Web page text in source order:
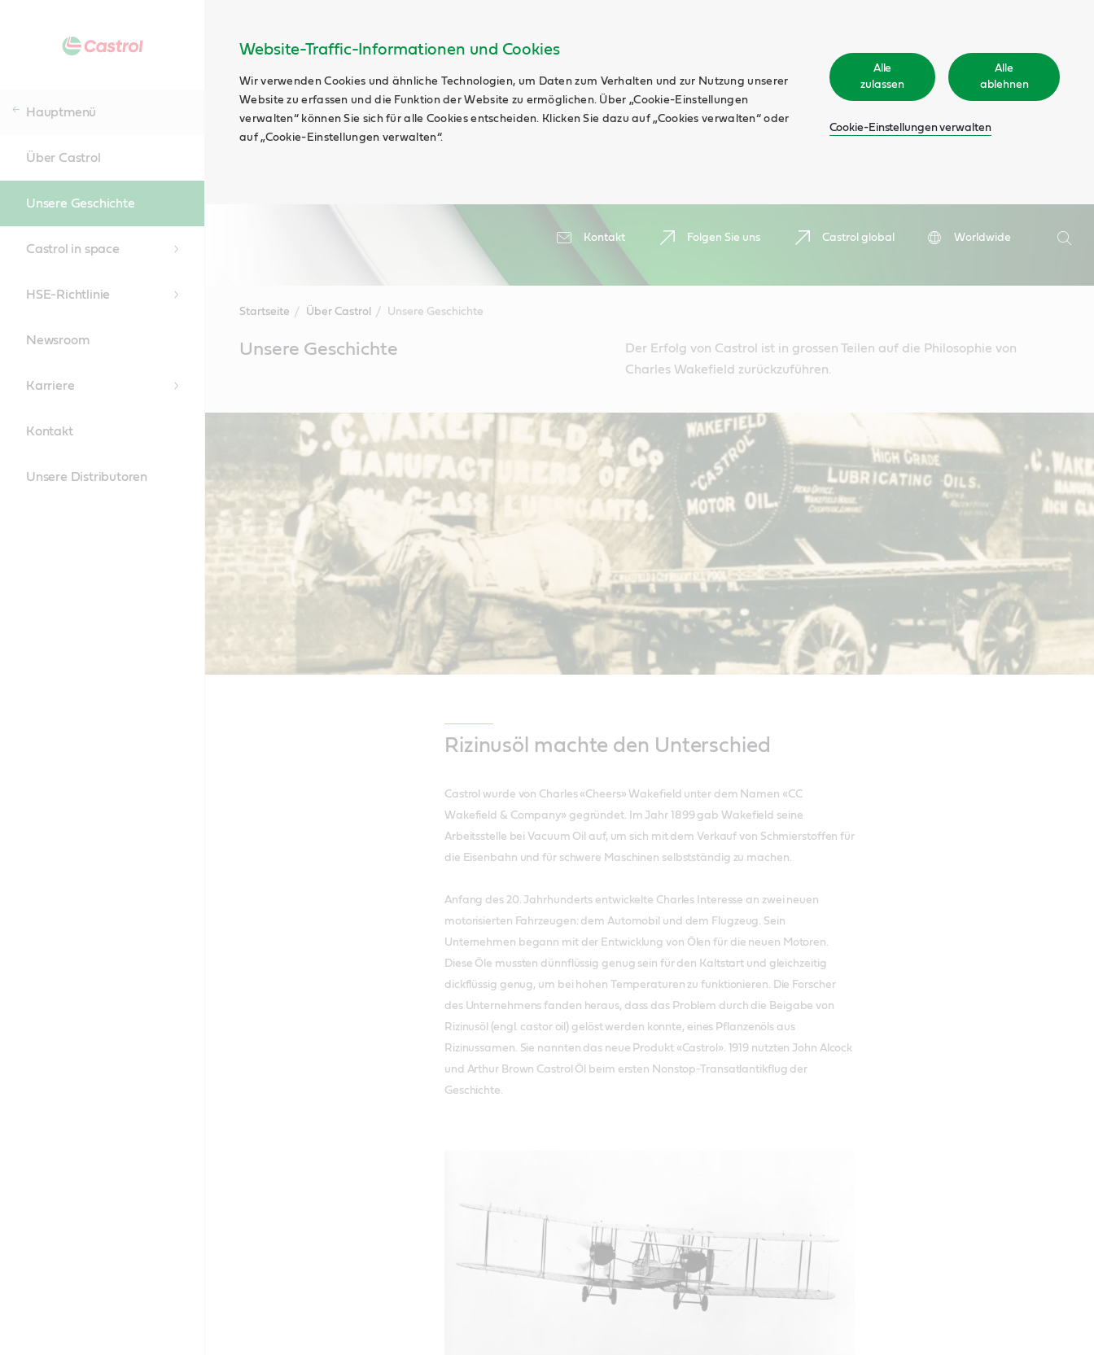
Website-Traffic-Informationen und Cookies
Wir verwenden Cookies und ähnliche Technologien, um Daten zum Verhalten und zur Nutzung unserer
Website zu erfassen und die Funktion der Website zu ermöglichen. Über „Cookie-Einstellungen
verwalten“ können Sie sich für alle Cookies entscheiden. Klicken Sie dazu auf „Cookies verwalten“ oder
auf „Cookie-Einstellungen verwalten“.
Alle
zulassen
Alle
ablehnen
Cookie-Einstellungen verwalten
Kontakt Folgen Sie uns Castrol global
Worldwide
Suche
Hauptmenü
Über Castrol
Unsere Geschichte
Castrol in space
HSE-Richtlinie
Newsroom
Karriere
Kontakt
Unsere Distributoren
Startseite Über Castrol Unsere Geschichte
ContentUnsere Geschichte
Der Erfolg von Castrol ist in grossen Teilen auf die Philosophie von
Charles Wakefield zurückzuführen.
Rizinusöl machte den Unterschied
Castrol wurde von Charles «Cheers» Wakefield unter dem Namen «CC
Wakefield & Company» gegründet. Im Jahr 1899 gab Wakefield seine
Arbeitsstelle bei Vacuum Oil auf, um sich mit dem Verkauf von Schmierstoffen für
die Eisenbahn und für schwere Maschinen selbstständig zu machen.
Anfang des 20. Jahrhunderts entwickelte Charles Interesse an zwei neuen
motorisierten Fahrzeugen: dem Automobil und dem Flugzeug. Sein
Unternehmen begann mit der Entwicklung von Ölen für die neuen Motoren.
Diese Öle mussten dünnflüssig genug sein für den Kaltstart und gleichzeitig
dickflüssig genug, um bei hohen Temperaturen zu funktionieren. Die Forscher
des Unternehmens fanden heraus, dass das Problem durch die Beigabe von
Rizinusöl (engl. castor oil) gelöst werden konnte, eines Pflanzenöls aus
Rizinussamen. Sie nannten das neue Produkt «Castrol». 1919 nutzten John Alcock
und Arthur Brown Castrol Öl beim ersten Nonstop-Transatlantikflug der
Geschichte.